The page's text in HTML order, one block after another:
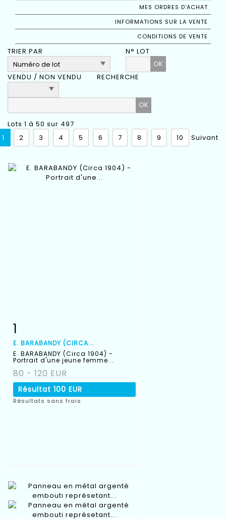
MES ORDRES D'ACHAT
INFORMATIONS SUR LA VENTE
CONDITIONS DE VENTE
TRIER PAR
N° LOT
OK
VENDU / NON VENDU
RECHERCHE
Lots 1 à 50 sur 497
1
2 3 4 5 6 7 8 9 10 Suivant
1
E. BARABANDY (CIRCA...
E. BARABANDY (Circa 1904) -
Portrait d'une jeune femme...
80 - 120 EUR
Résultat 100 EUR
Résultats sans frais